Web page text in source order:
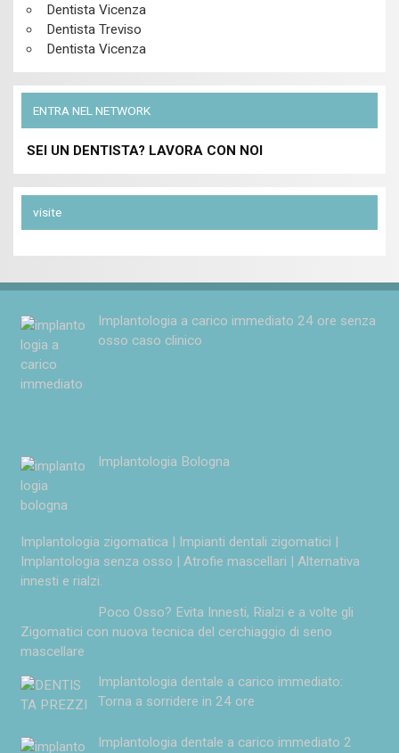
Dentista Vicenza
Dentista Treviso
Dentista Vicenza
ENTRA NEL NETWORK
SEI UN DENTISTA? LAVORA CON NOI
visite
Implantologia a carico immediato 24 ore senza
osso caso clinico
Implantologia Bologna
Implantologia zigomatica | Impianti dentali zigomatici |
Implantologia senza osso | Atrofie mascellari | Alternativa
innesti e rialzi.
Poco Osso? Evita Innesti, Rialzi e a volte gli
Zigomatici con nuova tecnica del cerchiaggio di seno
mascellare
Implantologia dentale a carico immediato:
Torna a sorridere in 24 ore
Implantologia dentale a carico immediato 2